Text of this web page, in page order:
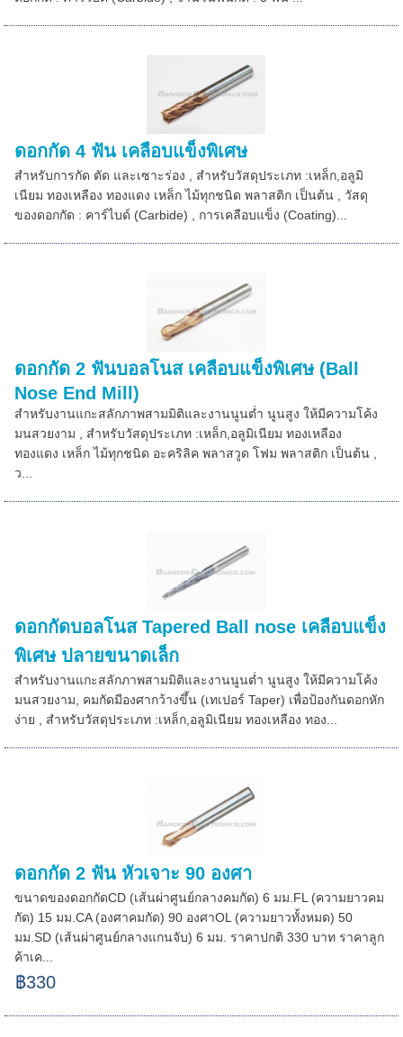
ดอกกัด 4 ฟัน เคลือบแข็งพิเศษ
สำหรับการกัด ตัด และเซาะร่อง , สำหรับวัสดุประเภท :เหล็ก,อลูมิ
เนียม ทองเหลือง ทองแดง เหล็ก ไม้ทุกชนิด พลาสติก เป็นต้น , วัสดุ
ของดอกกัด : คาร์ไบด์ (Carbide) , การเคลือบแข็ง (Coating)...
ดอกกัด 2 ฟันบอลโนส เคลือบแข็งพิเศษ (Ball
Nose End Mill)
สำหรับงานแกะสลักภาพสามมิติและงานนูนต่ำ นูนสูง ให้มีความโค้ง
มนสวยงาม , สำหรับวัสดุประเภท :เหล็ก,อลูมิเนียม ทองเหลือง
ทองแดง เหล็ก ไม้ทุกชนิด อะคริลิค พลาสวูด โฟม พลาสติก เป็นต้น ,
ว...
ดอกกัดบอลโนส Tapered Ball nose เคลือบแข็ง
พิเศษ ปลายขนาดเล็ก
สำหรับงานแกะสลักภาพสามมิติและงานนูนต่ำ นูนสูง ให้มีความโค้ง
มนสวยงาม, คมกัดมีองศากว้างขึ้น (เทเปอร์ Taper) เพื่อป้องกันดอกหัก
ง่าย , สำหรับวัสดุประเภท :เหล็ก,อลูมิเนียม ทองเหลือง ทอง...
ดอกกัด 2 ฟัน หัวเจาะ 90 องศา
ขนาดของดอกกัดCD (เส้นผ่าศูนย์กลางคมกัด) 6 มม.FL (ความยาวคม
กัด) 15 มม.CA (องศาคมกัด) 90 องศาOL (ความยาวทั้งหมด) 50
มม.SD (เส้นผ่าศูนย์กลางแกนจับ) 6 มม. ราคาปกติ 330 บาท ราคาลูก
ค้าเค...
฿330